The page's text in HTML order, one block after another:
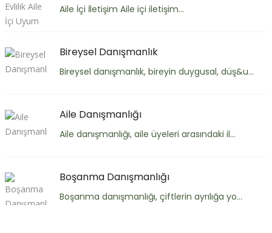
Aile İçi İletişim Aile içi iletişim...
Bireysel Danışmanlık
Bireysel danışmanlık, bireyin duygusal, düş&u...
Aile Danışmanlığı
Aile danışmanlığı, aile üyeleri arasındaki il...
Boşanma Danışmanlığı
Boşanma danışmanlığı, çiftlerin ayrılığa yo...